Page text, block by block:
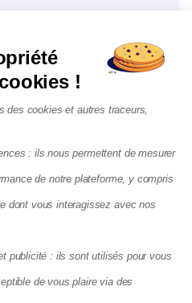
nos
immeubles cet été
vraiment à
!
des cookies et autres traceurs,
: ils nous permettent de mesurer
de notre plateforme, y compris
dont vous interagissez avec nos
publicité : ils sont utilisés pour vous
de vous plaire via des